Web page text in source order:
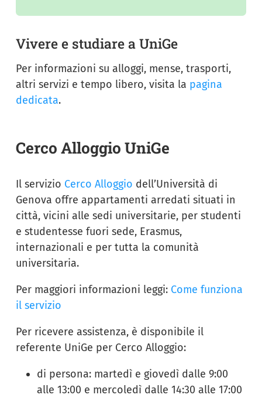
Vivere e studiare a UniGe
Per informazioni su alloggi, mense, trasporti,
altri servizi e tempo libero, visita la pagina
dedicata.
Cerco Alloggio UniGe
Il servizio Cerco Alloggio dell’Università di
Genova offre appartamenti arredati situati in
città, vicini alle sedi universitarie, per studenti
e studentesse fuori sede, Erasmus,
internazionali e per tutta la comunità
universitaria.
Per maggiori informazioni leggi: Come funziona
il servizio
Per ricevere assistenza, è disponibile il
referente UniGe per Cerco Alloggio:
di persona: martedì e giovedì dalle 9:00
alle 13:00 e mercoledì dalle 14:30 alle 17:00